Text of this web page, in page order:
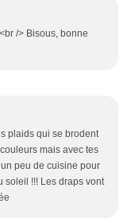
/> Bisous, bonne
plaids qui se brodent
mais avec tes
peu de cuisine pour
soleil !!! Les draps vont